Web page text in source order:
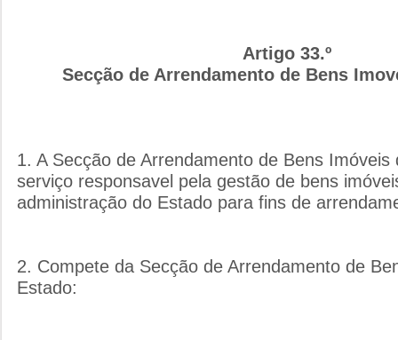
Artigo 33.º
Secção de Arrendamento de Bens
1. A Secção de Arrendamento de Bens Imóveis
serviço responsavel pela gestão de bens
administração do Estado para fins de
2. Compete da Secção de Arrendamento de
Estado: